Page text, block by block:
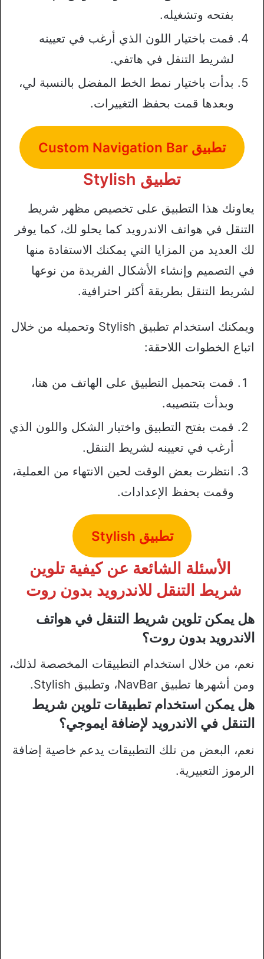
بفتحه وتشغيله.
قمت باختيار اللون الذي أرغب في تعيينه
لشريط التنقل في هاتفي.
بدأت باختيار نمط الخط المفضل بالنسبة لي،
وبعدها قمت بحفظ التغييرات.
تطبيق Custom Navigation Bar
تطبيق Stylish
يعاونك هذا التطبيق على تخصيص مظهر شريط
التنقل في هواتف الاندرويد كما يحلو لك، كما يوفر
لك العديد من المزايا التي يمكنك الاستفادة منها
في التصميم وإنشاء الأشكال الفريدة من نوعها
لشريط التنقل بطريقة أكثر احترافية.
ويمكنك استخدام تطبيق Stylish وتحميله من خلال
اتباع الخطوات اللاحقة:
قمت بتحميل التطبيق على الهاتف من هنا،
وبدأت بتنصيبه.
قمت بفتح التطبيق واختيار الشكل واللون الذي
أرغب في تعيينه لشريط التنقل.
انتظرت بعض الوقت لحين الانتهاء من العملية،
وقمت بحفظ الإعدادات.
تطبيق Stylish
الأسئلة الشائعة عن كيفية تلوين
شريط التنقل للاندرويد بدون روت
هل يمكن تلوين شريط التنقل في هواتف
الاندرويد بدون روت؟
نعم، من خلال استخدام التطبيقات المخصصة لذلك،
ومن أشهرها تطبيق NavBar، وتطبيق Stylish.
هل يمكن استخدام تطبيقات تلوين شريط
التنقل في الاندرويد لإضافة ايموجي؟
نعم، البعض من تلك التطبيقات يدعم خاصية إضافة
الرموز التعبيرية.